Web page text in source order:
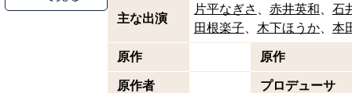
主な出演
片平なぎさ 赤井英和
石
田根楽子
木下ほうか 本
原作 原作
原作者 プロデューサ